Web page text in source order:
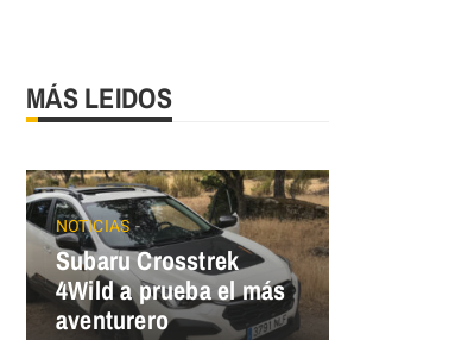
MÁS LEIDOS
NOTICIAS
Subaru Crosstrek
4Wild a prueba el más
aventurero